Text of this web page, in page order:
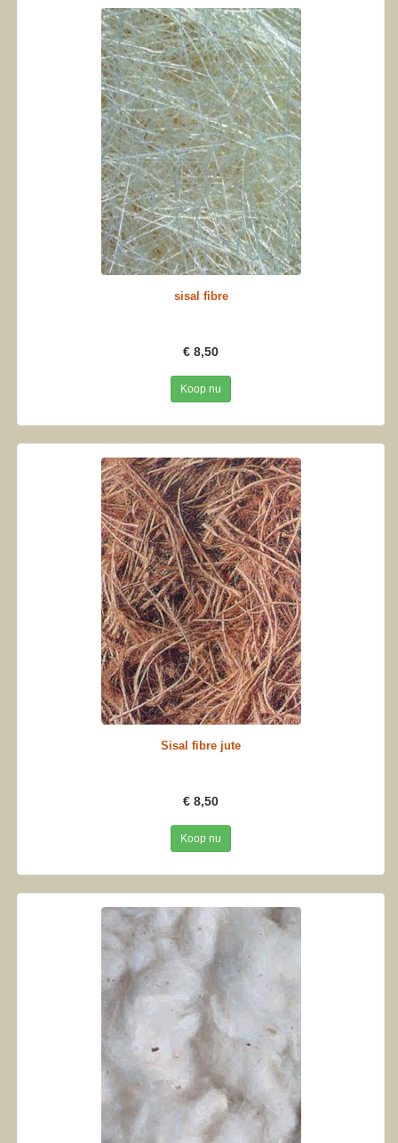
sisal fibre
€ 8,50
Koop nu
Sisal fibre jute
€ 8,50
Koop nu